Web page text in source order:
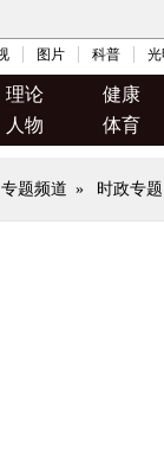
图片 科普
理论 健康
人物 体育